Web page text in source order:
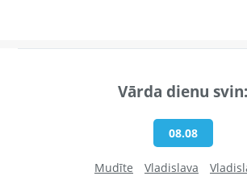
Vārda dienu svin:
08.08
Mudīte Vladislava